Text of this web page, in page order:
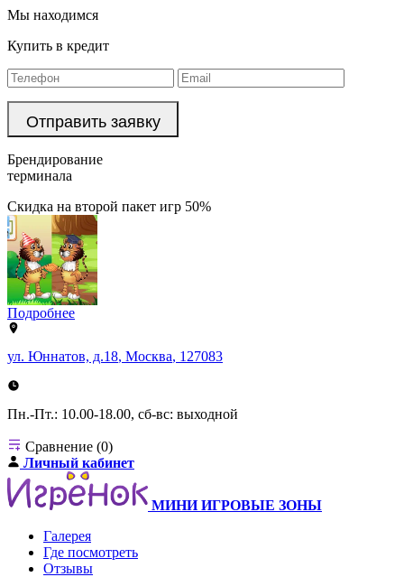
Мы находимся
Купить в кредит
Брендирование
терминала
Скидка на второй пакет игр 50%
Подробнее
ул. Юннатов, д.18, Москва, 127083
Пн.-Пт.: 10.00-18.00, сб-вс: выходной
Сравнение (0)
Личный кабинет
МИНИ ИГРОВЫЕ ЗОНЫ
Галерея
Где посмотреть
Отзывы